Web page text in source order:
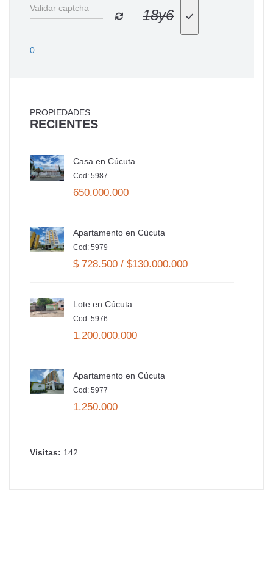
18y6
0
PROPIEDADES
RECIENTES
Casa en Cúcuta
Cod: 5987
650.000.000
Apartamento en Cúcuta
Cod: 5979
$ 728.500 / $130.000.000
Lote en Cúcuta
Cod: 5976
1.200.000.000
Apartamento en Cúcuta
Cod: 5977
1.250.000
Visitas: 142